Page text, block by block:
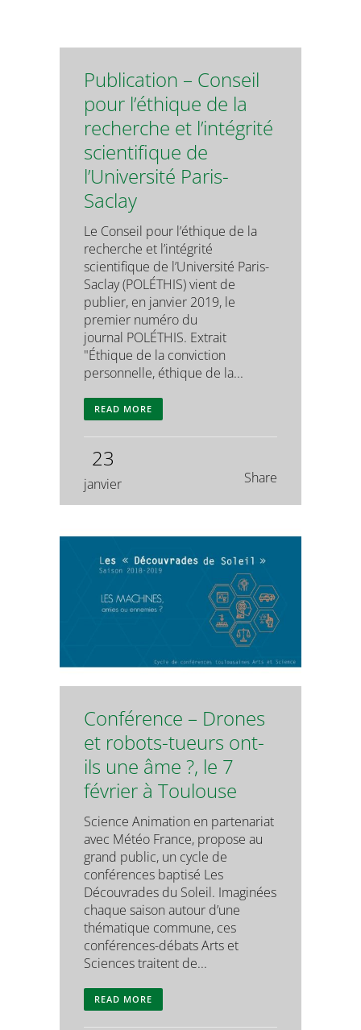
Publication – Conseil
pour l’éthique de la
recherche et l’intégrité
scientifique de
l’Université Paris-
Saclay
Le Conseil pour l’éthique de la
recherche et l’intégrité
scientifique de l’Université Paris-
Saclay (POLÉTHIS) vient de
publier, en janvier 2019, le
premier numéro du
journal POLÉTHIS. Extrait
"Éthique de la conviction
personnelle, éthique de la...
READ MORE
23
janvier Share
Conférence – Drones
et robots-tueurs ont-
ils une âme ?, le 7
février à Toulouse
Science Animation en partenariat
avec Météo France, propose au
grand public, un cycle de
conférences baptisé Les
Découvrades du Soleil. Imaginées
chaque saison autour d’une
thématique commune, ces
conférences-débats Arts et
Sciences traitent de...
READ MORE